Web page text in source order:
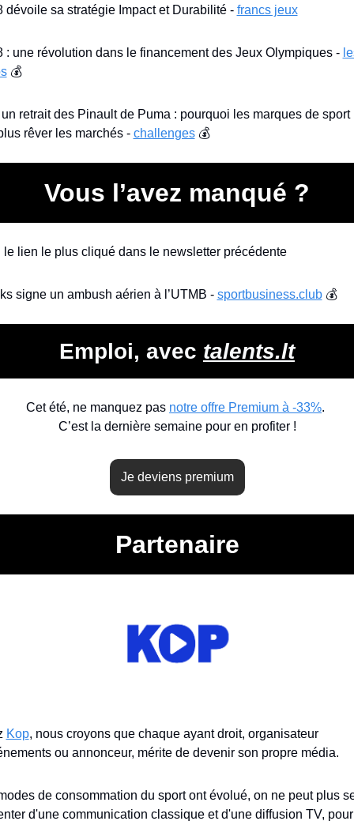
dévoile sa stratégie Impact et Durabilité - francs jeux
: une révolution dans le financement des Jeux Olympiques -
💰
retrait des Pinault de Puma : pourquoi les marques de sport
rêver les marchés - challenges 💰
Vous l’avez manqué ?
le lien le plus cliqué dans le newsletter précédente
signe un ambush aérien à l’UTMB - sportbusiness.club 💰
Emploi, avec talents.lt
Cet été, ne manquez pas notre offre Premium à -33%.
C’est la dernière semaine pour en profiter !
Je deviens premium
Partenaire
Kop, nous croyons que chaque ayant droit, organisateur
ou annonceur, mérite de devenir son propre média.
de consommation du sport ont évolué, on ne peut plus
d'une communication classique et d'une diffusion TV, pour